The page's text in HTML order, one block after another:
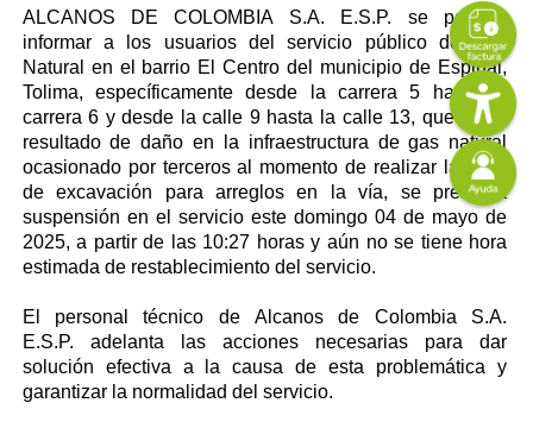
Content
Descripción
ALCANOS DE COLOMBIA S.A. E.S.P. se permite
informar a los usuarios del servicio público de Gas
Natural en el barrio El Centro del municipio de Espinal,
Tolima, específicamente desde la carrera 5 hasta la
carrera 6 y desde la calle 9 hasta la calle 13, que como
resultado de daño en la infraestructura de gas natural
ocasionado por terceros al momento de realizar labores
de excavación para arreglos en la vía, se presenta
suspensión en el servicio este domingo 04 de mayo de
2025, a partir de las 10:27 horas y aún no se tiene hora
estimada de restablecimiento del servicio.
El personal técnico deAlcanos de Colombia S.A.
E.S.P. adelanta las acciones necesarias para dar
solución efectiva a la causa de esta problemática y
garantizar la normalidad del servicio.
icon
Imagen
link
Imagen
Imagen